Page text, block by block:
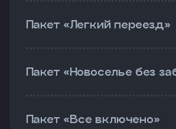
Пакет «Легкий переезд»
Пакет «Новоселье без
Пакет «Все включено»